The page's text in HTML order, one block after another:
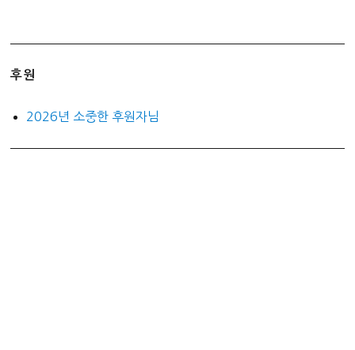
후원
2026년 소중한 후원자님